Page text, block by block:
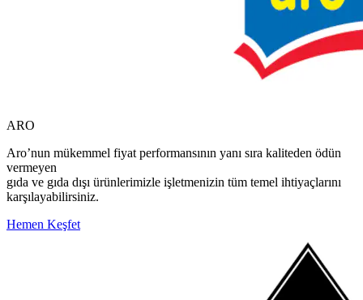
ARO
Aro’nun mükemmel fiyat performansının yanı sıra kaliteden ödün
vermeyen
gıda ve gıda dışı ürünlerimizle işletmenizin tüm temel ihtiyaçlarını
karşılayabilirsiniz.
Hemen Keşfet